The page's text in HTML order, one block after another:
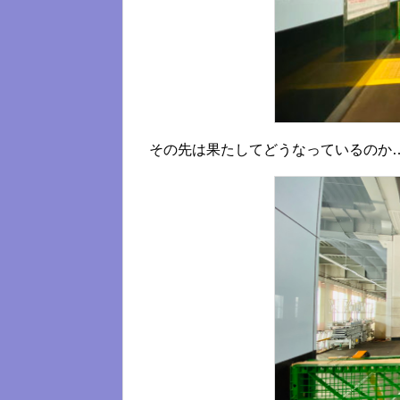
その先は果たしてどうなっているの